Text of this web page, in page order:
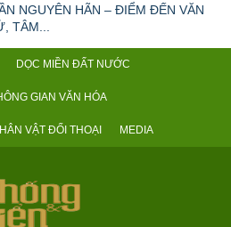
NGUYÊN HÃN – ĐIỂM ĐẾN VĂN
TÂM...
DỌC MIỀN ĐẤT NƯỚC
GIAN VĂN HÓA
VẬT ĐỐI THOẠI MEDIA